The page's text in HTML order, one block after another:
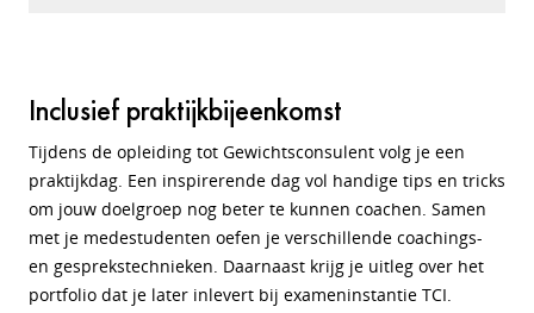
Inclusief praktijkbijeenkomst
Tijdens de opleiding tot Gewichtsconsulent volg je een
praktijkdag. Een inspirerende dag vol handige tips en tricks
om jouw doelgroep nog beter te kunnen coachen. Samen
met je medestudenten oefen je verschillende coachings-
en gesprekstechnieken. Daarnaast krijg je uitleg over het
portfolio dat je later inlevert bij exameninstantie TCI.